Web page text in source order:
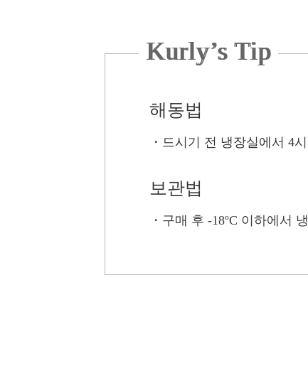
Kurly’s Tip
해동법
・ 드시기 전 냉장실에서 4
보관법
・ 구매 후 -18ºC 이하에서